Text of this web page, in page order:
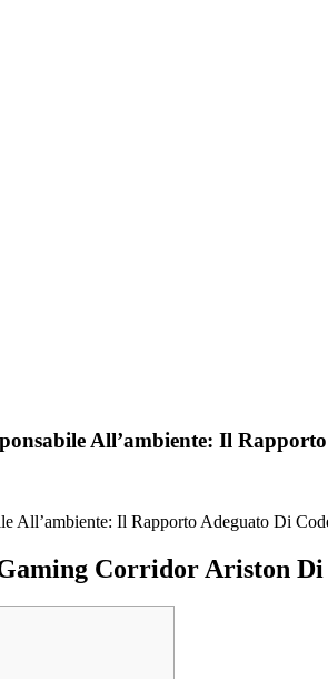
All’ambiente: Il
All’ambiente: Il Rapporto Adeguato Di
Corridor Ariston